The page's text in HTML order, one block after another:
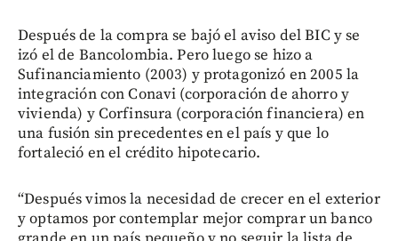
Después de la compra se bajó el aviso del BIC y se
izó el de Bancolombia. Pero luego se hizo a
Sufinanciamiento (2003) y protagonizó en 2005 la
integración con Conavi (corporación de ahorro y
vivienda) y Corfinsura (corporación financiera) en
una fusión sin precedentes en el país y que lo
fortaleció en el crédito hipotecario.
“Después vimos la necesidad de crecer en el exterior
y optamos por contemplar mejor comprar un banco